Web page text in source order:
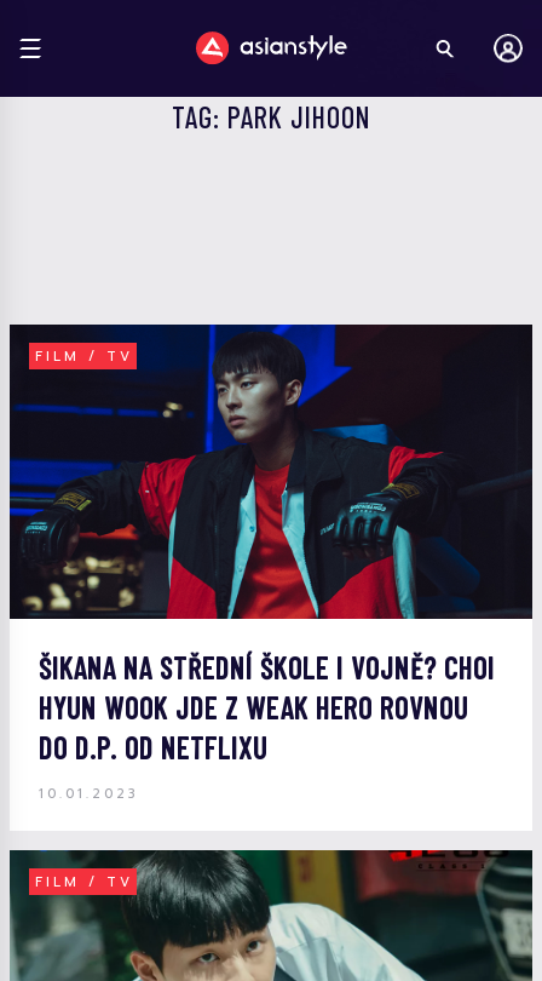
TAG: PARK JIHOON
FILM / TV
ŠIKANA NA STŘEDNÍ ŠKOLE I VOJNĚ? CHOI
HYUN WOOK JDE Z WEAK HERO ROVNOU
DO D.P. OD NETFLIXU
10.01.2023
FILM / TV